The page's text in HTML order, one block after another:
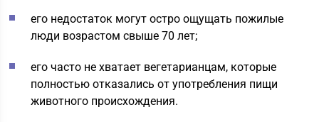
его недостаток могут остро ощущать пожилые
люди возрастом свыше 70 лет;
его часто не хватает вегетарианцам, которые
полностью отказались от употребления пищи
животного происхождения.